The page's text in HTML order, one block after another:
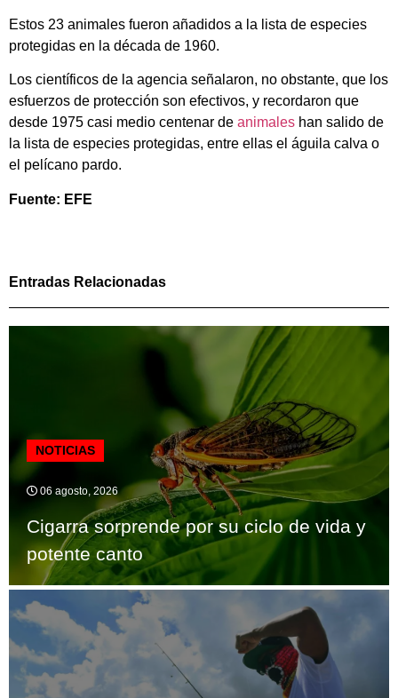
Estos 23 animales fueron añadidos a la lista de especies
protegidas en la década de 1960.
Los científicos de la agencia señalaron, no obstante, que los
esfuerzos de protección son efectivos, y recordaron que
desde 1975 casi medio centenar de animales han salido de
la lista de especies protegidas, entre ellas el águila calva o
el pelícano pardo.
Fuente: EFE
Entradas Relacionadas
NOTICIAS
06 agosto, 2026
Cigarra sorprende por su ciclo de vida y
potente canto